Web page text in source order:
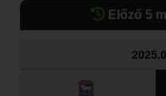
Előző 5